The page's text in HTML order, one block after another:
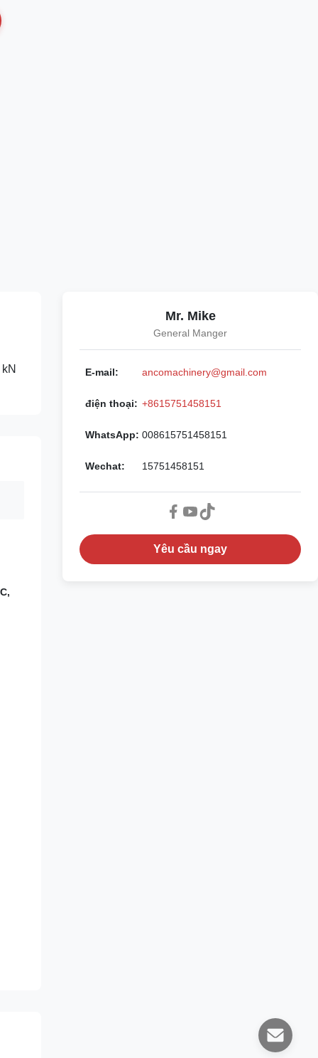
Mr. Mike
General Manger
E-mail: ancomachinery@gmail.com
điện thoại: +8615751458151
WhatsApp: 008615751458151
Wechat: 15751458151
Yêu cầu ngay